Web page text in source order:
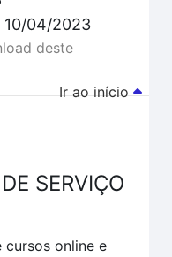
10/04/2023
deste
Ir ao início
SERVIÇO
online e